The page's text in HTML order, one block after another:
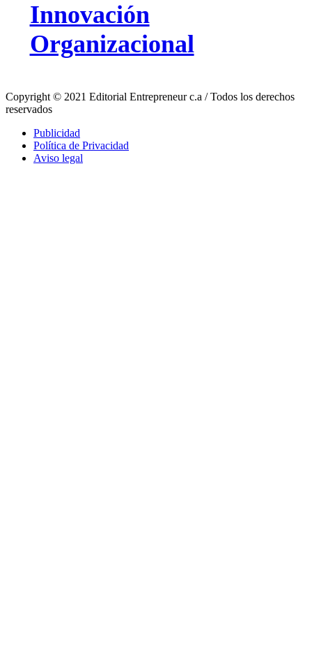
Innovación
Organizacional
Copyright © 2021 Editorial Entrepreneur c.a / Todos los derechos
reservados
Publicidad
Política de Privacidad
Aviso legal